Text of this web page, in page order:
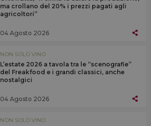
ma crollano del 20% i prezzi pagati agli
agricoltori”
04 Agosto 2026
NON SOLO VINO
L’estate 2026 a tavola tra le “scenografie”
del Freakfood e i grandi classici, anche
nostalgici
04 Agosto 2026
NON SOLO VINO